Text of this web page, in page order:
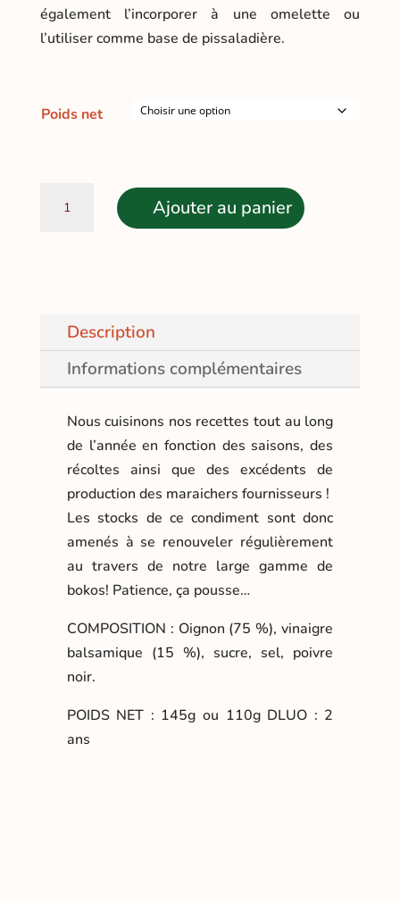
également l’incorporer à une omelette ou
l’utiliser comme base de pissaladière.
Poids net
Ajouter au panier
Description
Informations complémentaires
Nous cuisinons nos recettes tout au long
de l’année en fonction des saisons, des
récoltes ainsi que des excédents de
production des maraichers fournisseurs !
Les stocks de ce condiment sont donc
amenés à se renouveler régulièrement
au travers de notre large gamme de
bokos! Patience, ça pousse…
COMPOSITION : Oignon (75 %), vinaigre
balsamique (15 %), sucre, sel, poivre
noir.
POIDS NET : 145g ou 110g DLUO : 2
ans